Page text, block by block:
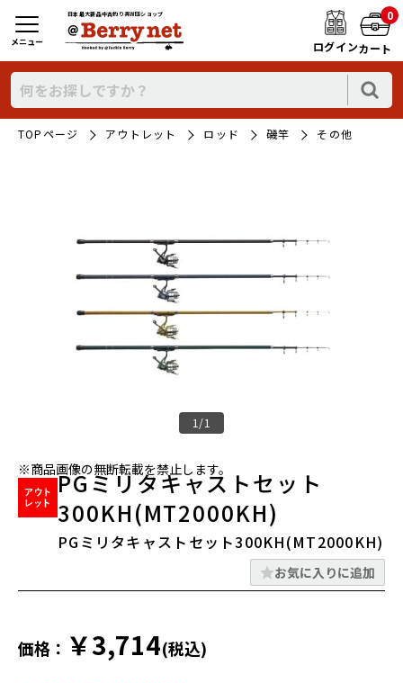
日本最大新品中古釣り具WEBショップ
ログイン
0
カート
メニュー
TOPページ アウトレット ロッド 磯竿 その他
1/1
※商品画像の無断転載を禁止します。
PGミリタキャストセット
300KH(MT2000KH)
PGミリタキャストセット300KH(MT2000KH)
お気に入りに追加
価格： ￥3,714(税込)